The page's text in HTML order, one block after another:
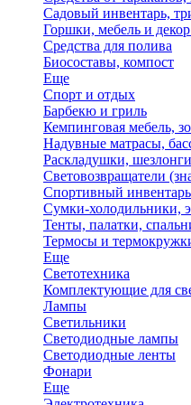
Садовый инвентарь,
Горшки, мебель и декор
Средства для полива
Биосоставы, компост
Еще
Спорт и отдых
Барбекю и гриль
Кемпинговая мебель,
Надувные матрасы,
Раскладушки,
Световозвращатели
Спортивный инвентарь
Сумки-холодильники,
Тенты, палатки,
Термосы и
Еще
Светотехника
Комплектующие для
Лампы
Светильники
Светодиодные лампы
Светодиодные ленты
Фонари
Еще